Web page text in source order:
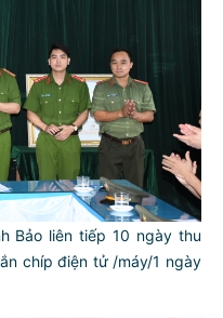
Bảo liên tiếp 10 ngày thu
chíp điện tử /máy/1 ngày